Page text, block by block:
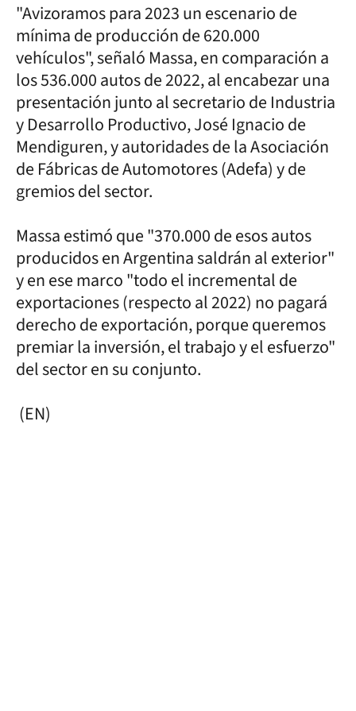
"Avizoramos para 2023 un escenario de
mínima de producción de 620.000
vehículos", señaló Massa, en comparación a
los 536.000 autos de 2022, al encabezar una
presentación junto al secretario de Industria
y Desarrollo Productivo, José Ignacio de
Mendiguren, y autoridades de la Asociación
de Fábricas de Automotores (Adefa) y de
gremios del sector.
Massa estimó que "370.000 de esos autos
producidos en Argentina saldrán al exterior"
y en ese marco "todo el incremental de
exportaciones (respecto al 2022) no pagará
derecho de exportación, porque queremos
premiar la inversión, el trabajo y el esfuerzo"
del sector en su conjunto.
(EN)